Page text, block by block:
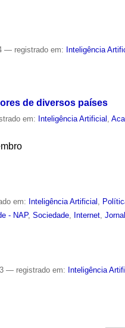
— registrado em: Inteligência
de diversos países
em: Inteligência Artificial ,
em: Inteligência Artificial
- NAP,Sociedade Internet ,
— registrado em: Inteligência